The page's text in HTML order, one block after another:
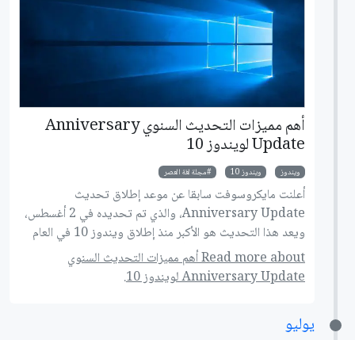
أهم مميزات التحديث السنوي Anniversary
Update لويندوز 10
ويندوز ويندوز 10 مجلة لغة العصر
أعلنت مايكروسوفت سابقا عن موعد إطلاق تحديث
Anniversary Update، والذي تم تحديده في 2 أغسطس،
ويعد هذا التحديث هو الأكبر منذ إطلاق ويندوز 10 في العام
الماضي، دعونا نتعرف على أهم المميزات الجديدة التي من
المنتظر في هذا التحديث!
Read more about أهم مميزات التحديث السنوي
Anniversary Update لويندوز 10.
يوليو